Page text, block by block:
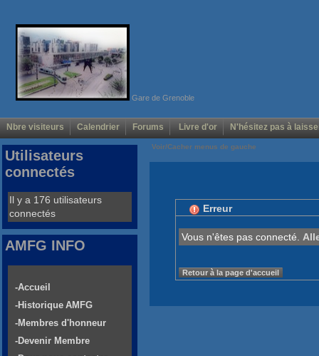
Gare de Grenoble
Nbre visiteurs Calendrier Forums Livre d'or N'hésitez pas à
Voir/Cacher menus de gauche
Erreur
Vous n'êtes pas connecté.
Retour à la page d'accueil
Utilisateurs
connectés
Il y a 176 utilisateurs
connectés
AMFG INFO
-Accueil
-Historique AMFG
-Membres d'honneur
-Devenir Membre